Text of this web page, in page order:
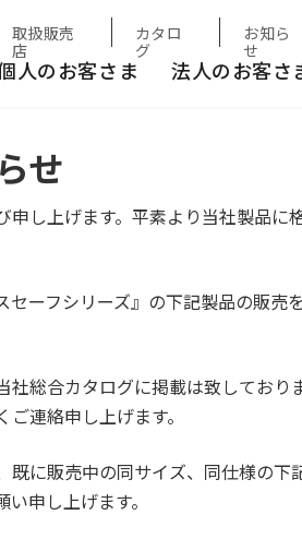
取扱販売
店
カタロ
グ
お知ら
せ
人のお客さま 法人のお客さ
せ
し上げます。平素より当社製品に
ーフシリーズ』の下記製品の販売
総合カタログに掲載は致しており
連絡申し上げます。
既に販売中の同サイズ、同仕様の
申し上げます。